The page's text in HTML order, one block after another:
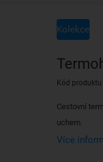
Kolekce
Kód
Cestovní
uchem.
Více